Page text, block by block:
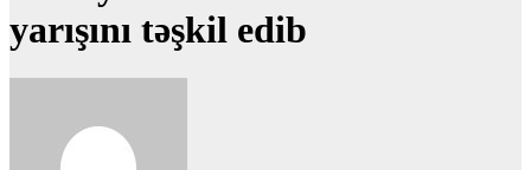
yarışını təşkil edib